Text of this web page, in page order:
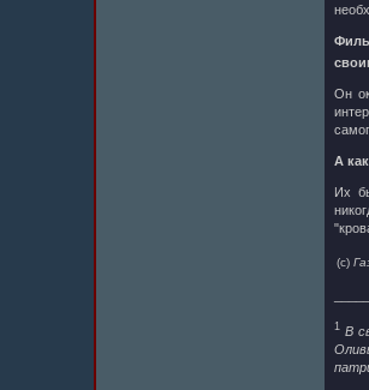
Он
А
Их
(с)
1 В